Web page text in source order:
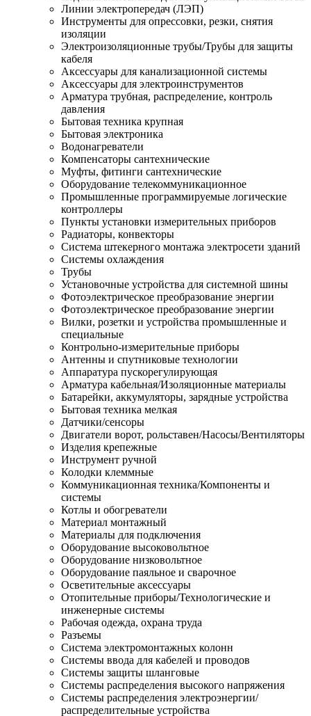
Линии электропередач (ЛЭП)
Инструменты для опрессовки, резки, снятия
изоляции
Электроизоляционные трубы/Трубы для защиты
кабеля
Аксессуары для канализационной системы
Аксессуары для электроинструментов
Арматура трубная, распределение, контроль
давления
Бытовая техника крупная
Бытовая электроника
Водонагреватели
Компенсаторы сантехнические
Муфты, фитинги сантехнические
Оборудование телекоммуникационное
Промышленные программируемые логические
контроллеры
Пункты установки измерительных приборов
Радиаторы, конвекторы
Система штекерного монтажа электросети зданий
Системы охлаждения
Трубы
Установочные устройства для системной шины
Фотоэлектрическое преобразование энергии
Фотоэлектрическое преобразование энергии
Вилки, розетки и устройства промышленные и
специальные
Контрольно-измерительные приборы
Антенны и спутниковые технологии
Аппаратура пускорегулирующая
Арматура кабельная/Изоляционные материалы
Батарейки, аккумуляторы, зарядные устройства
Бытовая техника мелкая
Датчики/сенсоры
Двигатели ворот, рольставен/Насосы/Вентиляторы
Изделия крепежные
Инструмент ручной
Колодки клеммные
Коммуникационная техника/Компоненты и
системы
Котлы и обогреватели
Материал монтажный
Материалы для подключения
Оборудование высоковольтное
Оборудование низковольтное
Оборудование паяльное и сварочное
Осветительные аксессуары
Отопительные приборы/Технологические и
инженерные системы
Рабочая одежда, охрана труда
Разъемы
Система электромонтажных колонн
Системы ввода для кабелей и проводов
Системы защиты шланговые
Системы распределения высокого напряжения
Системы распределения электроэнергии/
распределительные устройства